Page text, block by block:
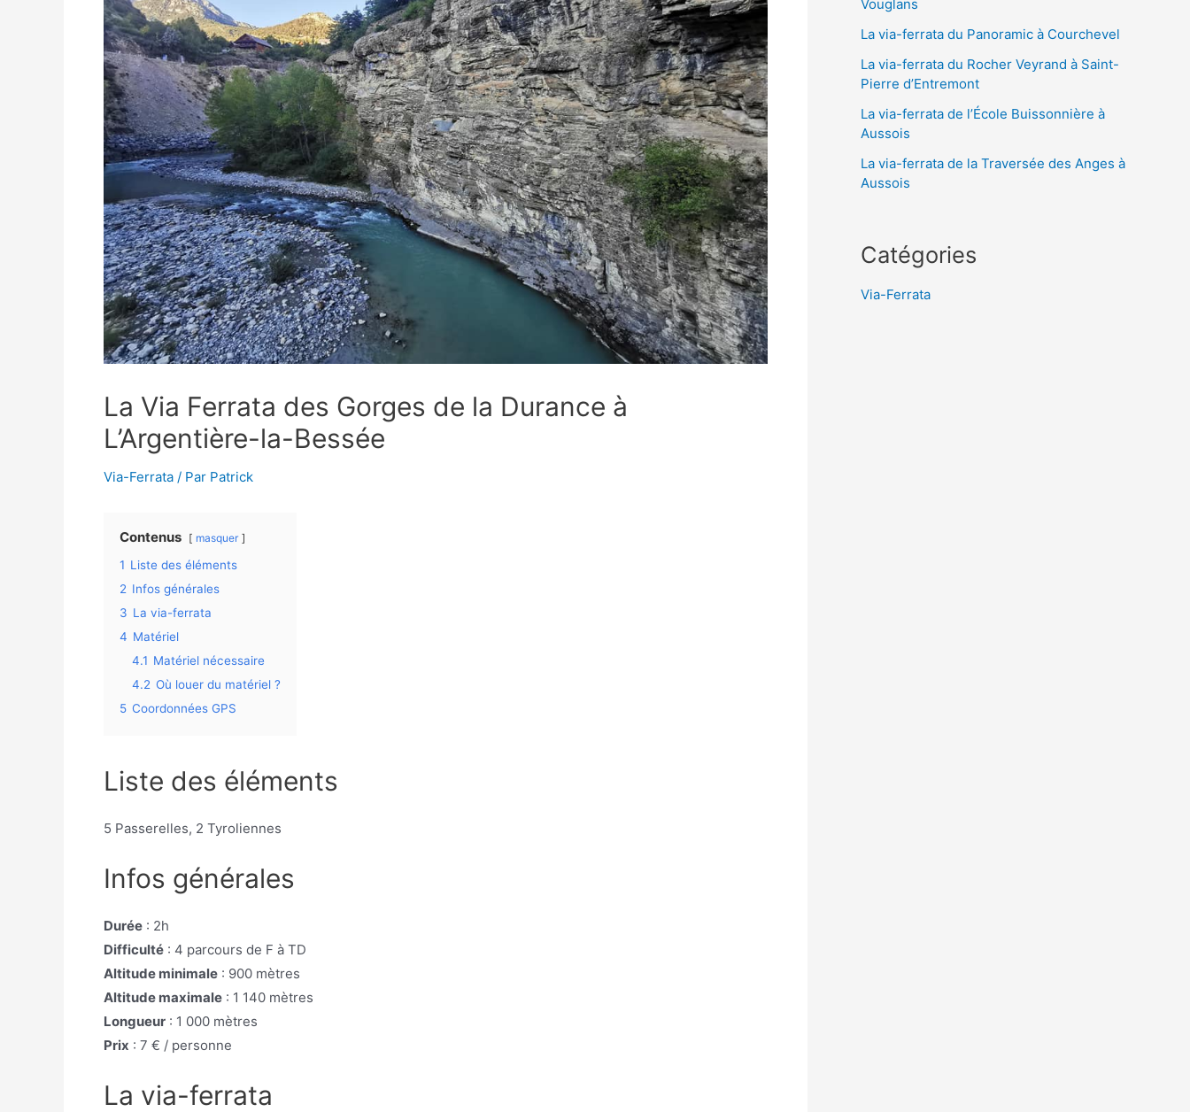
La Via Ferrata des Gorges de la Durance à
L’Argentière-la-Bessée
Via-Ferrata / Par Patrick
Contenus masquer
1 Liste des éléments
2 Infos générales
3 La via-ferrata
4 Matériel
4.1 Matériel nécessaire
4.2 Où louer du matériel ?
5 Coordonnées GPS
Liste des éléments
5 Passerelles, 2 Tyroliennes
Infos générales
Durée : 2h
Difficulté : 4 parcours de F à TD
Altitude minimale : 900 mètres
Altitude maximale : 1 140 mètres
Longueur : 1 000 mètres
Prix : 7 € / personne
La via-ferrata
Vouglans
La via-ferrata du Panoramic à Courchevel
La via-ferrata du Rocher Veyrand à Saint-
Pierre d’Entremont
La via-ferrata de l’École Buissonnière à
Aussois
La via-ferrata de la Traversée des Anges à
Aussois
Catégories
Via-Ferrata